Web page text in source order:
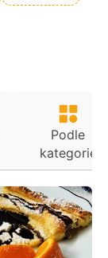
Podle
kategorie